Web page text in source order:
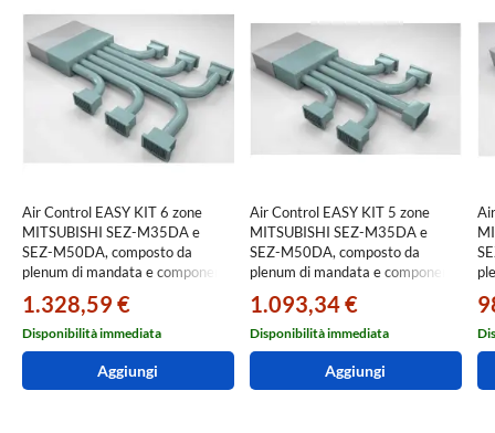
Air Control EASY KIT 6 zone
MITSUBISHI SEZ-M35DA e
SEZ-M50DA, composto da
plenum di mandata e componenti
EASYKIT6Z-PLC-SEZ-M35
1.328,59 €
Disponibilità immediata
Aggiungi
Air Control EASY KIT 5 zone
MITSUBISHI SEZ-M35DA e
SEZ-M50DA, composto da
plenum di mandata e componenti
EASYKIT5Z-PLC-SEZ-M35
1.093,34 €
Disponibilità immediata
Aggiungi